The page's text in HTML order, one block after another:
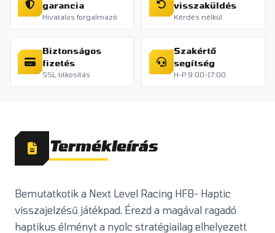
garancia
Hivatalos forgalmazó
visszaküldés
Kérdés nélkül
Biztonságos
fizetés
SSL titkosítás
Szakértő
segítség
H-P 9:00-17:00
Termékleírás
Bemutatkotik a Next Level Racing HF8- Haptic
visszajelzésű játékpad. Érezd a magával ragadó
haptikus élményt a nyolc stratégiailag elhelyezett